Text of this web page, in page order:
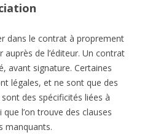
dans le contrat à proprement
de l’éditeur. Un contrat
avant signature. Certaines
légales, et ne sont que des
des spécificités liées à
que l’on trouve des clauses
manquants.